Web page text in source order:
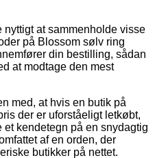
at sammenholde visse
på Blossom sølv ring
din bestilling, sådan
at modtage den mest
med, at hvis en butik på
der er uforståeligt letkøbt,
kendetegn på en snydagtig
af en orden, der
butikker på nettet.